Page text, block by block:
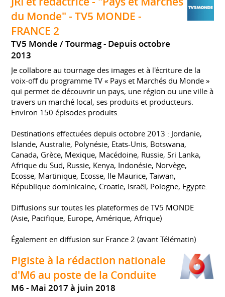
du Monde" - TV5 MONDE -
FRANCE 2
TV5 Monde / Tourmag
Depuis octobre
2013
Je collabore au tournage des images et à l'écriture de la
voix-off du programme TV « Pays et Marchés du Monde »
qui permet de découvrir un pays, une région ou une ville à
travers un marché local, ses produits et producteurs.
Environ 150 épisodes produits.
Destinations effectuées depuis octobre 2013 : Jordanie,
Islande, Australie, Polynésie, Etats-Unis, Botswana,
Canada, Grèce, Mexique, Macédoine, Russie, Sri Lanka,
Afrique du Sud, Russie, Kenya, Indonésie, Norvège,
Ecosse, Martinique, Ecosse, Ile Maurice, Taiwan,
République dominicaine, Croatie, Israël, Pologne, Egypte.
Diffusions sur toutes les plateformes de TV5 MONDE
(Asie, Pacifique, Europe, Amérique, Afrique)
Également en diffusion sur France 2 (avant Télématin)
Pigiste à la rédaction nationale
d'M6 au poste de la Conduite
M6 Mai 2017 à juin 2018